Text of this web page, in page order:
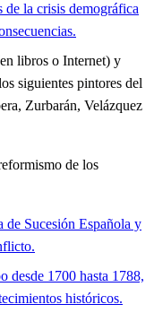
la crisis demográfica
libros o Internet) y
siguientes pintores del
Zurbarán, Velázquez
de los
de Sucesión Española y
desde 1700 hasta 1788,
históricos.